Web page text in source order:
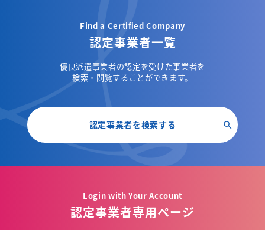
Find a Certified Company
認定事業者一覧
優良派遣事業者の認定を受けた事業者を
検索・閲覧することができます。
認定事業者を検索する
Login with Your Account
認定事業者専用ページ